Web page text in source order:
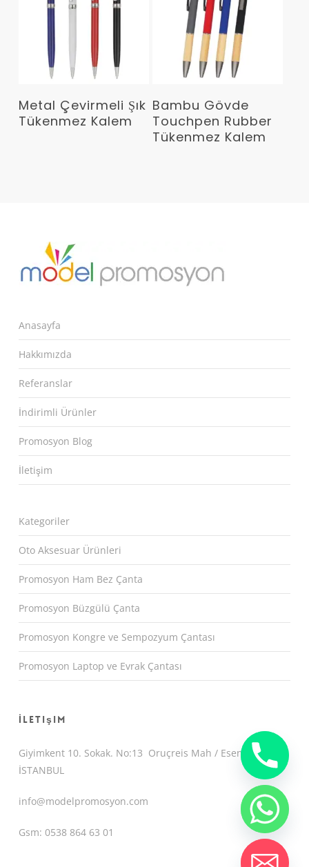
Devamını Oku
Metal Çevirmeli Şık
Tükenmez Kalem
Devamını Oku
Bambu Gövde
Touchpen Rubber
Tükenmez Kalem
Anasayfa
Hakkımızda
Referanslar
İndirimli Ürünler
Promosyon Blog
İletişim
Kategoriler
Oto Aksesuar Ürünleri
Promosyon Ham Bez Çanta
Promosyon Büzgülü Çanta
Promosyon Kongre ve Sempozyum Çantası
Promosyon Laptop ve Evrak Çantası
İletişim
Giyimkent 10. Sokak. No:13 Oruçreis Mah / Esenler /
İSTANBUL
info@modelpromosyon.com
Gsm: 0538 864 63 01